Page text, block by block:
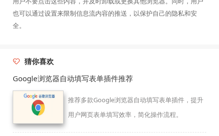
也可以通过设置来限制信息流内容的推送，以保护自己的隐私和安
全。
猜你喜欢
Google浏览器自动填写表单插件推荐
推荐多款Google浏览器自动填写表单插件，提升
用户网页表单填写效率，简化操作流程。